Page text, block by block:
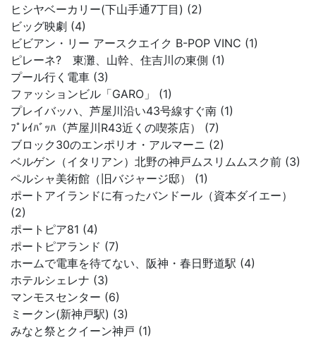
ヒシヤベーカリー(下山手通7丁目) (2)
ビッグ映劇 (4)
ビビアン・リー アースクエイク B-POP VINC (1)
ピレーネ? 東灘、山幹、住吉川の東側 (1)
プール行く電車 (3)
ファッションビル「GARO」 (1)
プレイバッハ、芦屋川沿い43号線すぐ南 (1)
ﾌﾟﾚｲﾊﾞｯﾊ（芦屋川R43近くの喫茶店） (7)
ブロック30のエンポリオ・アルマーニ (2)
ベルゲン（イタリアン）北野の神戸ムスリムムスク前 (3)
ペルシャ美術館（旧バジャージ邸） (1)
ポートアイランドに有ったバンドール（資本ダイエー）
(2)
ポートピア81 (4)
ポートピアランド (7)
ホームで電車を待てない、阪神・春日野道駅 (4)
ホテルシェレナ (3)
マンモスセンター (6)
ミークン(新神戸駅) (3)
みなと祭とクイーン神戸 (1)